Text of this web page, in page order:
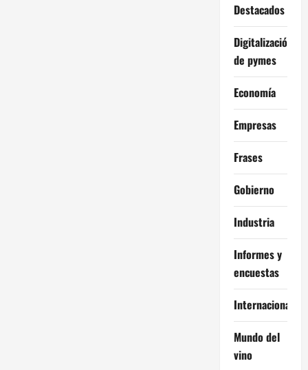
Destacados
Digitalización
de pymes
Economía
Empresas
Frases
Gobierno
Industria
Informes y
encuestas
Internacional
Mundo del
vino